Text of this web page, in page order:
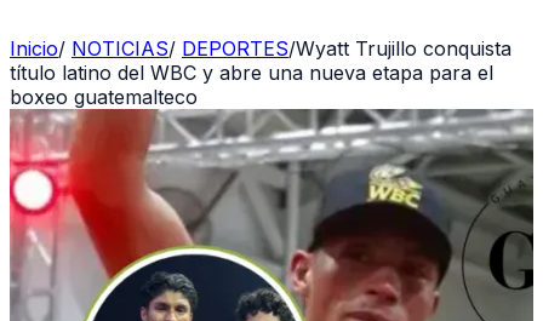
Inicio/ NOTICIAS/ DEPORTES/Wyatt Trujillo conquista
título latino del WBC y abre una nueva etapa para el
boxeo guatemalteco